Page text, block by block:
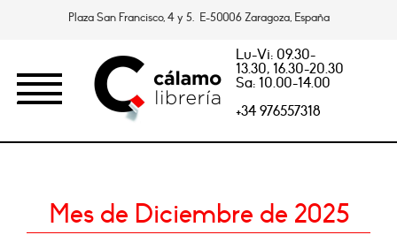
Plaza San Francisco, 4 y 5. E-50006 Zaragoza, España
Lu-Vi: 09.30-
13.30, 16.30-20.30
Sa: 10.00-14.00
+34 976557318
Mes de Diciembre de 2025